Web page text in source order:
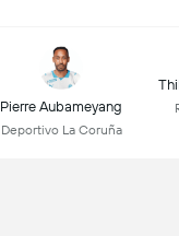
Pierre Aubameyang
Deportivo La Coruña